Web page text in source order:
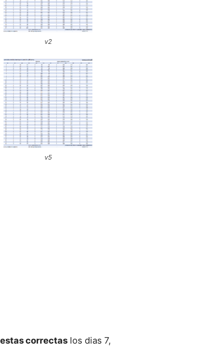
v2
v5
correctas los dias 7,